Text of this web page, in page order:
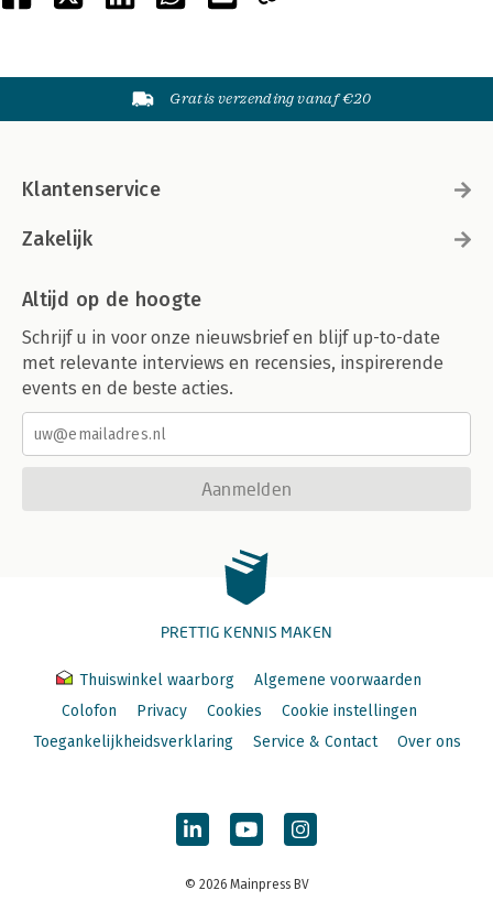
Gratis verzending vanaf €20
Klantenservice
Zakelijk
Altijd op de hoogte
Schrijf u in voor onze nieuwsbrief en blijf up-to-date
met relevante interviews en recensies, inspirerende
events en de beste acties.
Aanmelden
PRETTIG KENNIS MAKEN
Thuiswinkel waarborg
Algemene voorwaarden
Colofon
Privacy Cookies
Cookie instellingen
Toegankelijkheidsverklaring
Service & Contact Over ons
© 2026 Mainpress BV